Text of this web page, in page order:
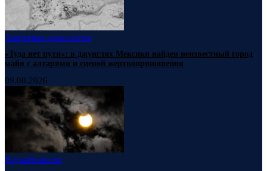
Запретная археология
«Туда нет пути»: в джунглях Мексики найден неизвестный город
майя с алтарями и сценой жертвоприношения
09.08.2026
НаукаНовости